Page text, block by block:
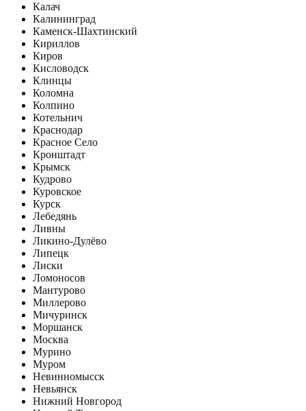
Калач
Калининград
Каменск-Шахтинский
Кириллов
Киров
Кисловодск
Клинцы
Коломна
Колпино
Котельнич
Краснодар
Красное Село
Кронштадт
Крымск
Кудрово
Куровское
Курск
Лебедянь
Ливны
Ликино-Дулёво
Липецк
Лиски
Ломоносов
Мантурово
Миллерово
Мичуринск
Моршанск
Москва
Мурино
Муром
Невинномысск
Невьянск
Нижний Новгород